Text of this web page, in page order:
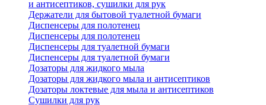
и антисептиков, сушилки для рук
Держатели для бытовой туалетной бумаги
Диспенсеры для полотенец
Диспенсеры для полотенец
Диспенсеры для туалетной бумаги
Диспенсеры для туалетной бумаги
Дозаторы для жидкого мыла
Дозаторы для жидкого мыла и антисептиков
Дозаторы локтевые для мыла и антисептиков
Сушилки для рук